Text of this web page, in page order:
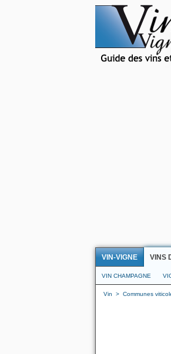
VIN-VIGNE VINS
VIN CHAMPAGNE
Vin > Communes